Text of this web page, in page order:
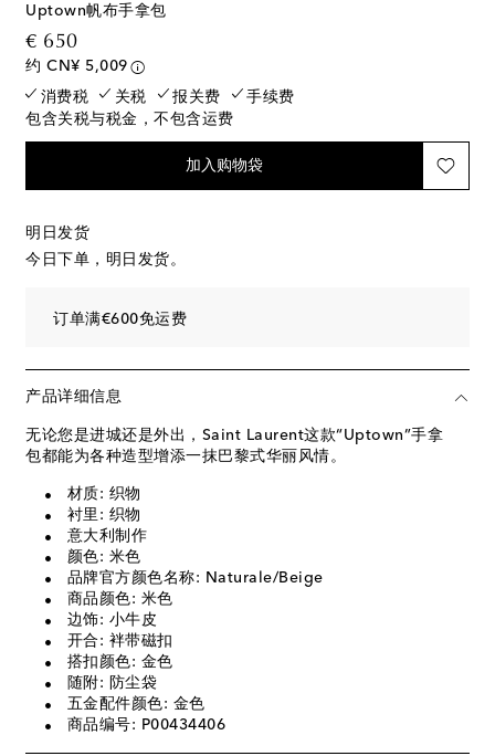
Uptown帆布手拿包
€ 650original price
约 CN¥ 5,009
消费税
关税 报关费
手续费
包含关税与税金，不包含运费
加入购物袋
明日发货
今日下单，明日发货。
订单满€600免运费
产品详细信息
无论您是进城还是外出，Saint Laurent这款“Uptown”手拿
包都能为各种造型增添一抹巴黎式华丽风情。
材质: 织物
衬里: 织物
意大利制作
颜色: 米色
品牌官方颜色名称: Naturale/Beige
商品颜色: 米色
边饰: 小牛皮
开合: 袢带磁扣
搭扣颜色: 金色
随附: 防尘袋
五金配件颜色: 金色
商品编号: P00434406